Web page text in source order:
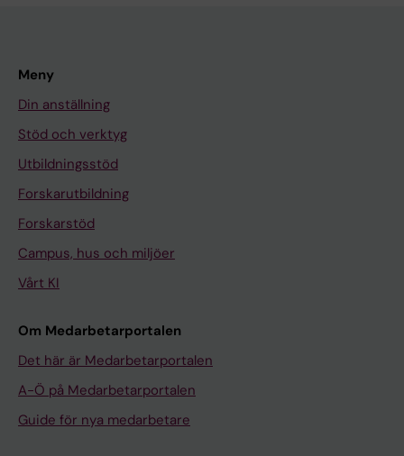
Meny
Din anställning
Stöd och verktyg
Utbildningsstöd
Forskarutbildning
Forskarstöd
Campus, hus och miljöer
Vårt KI
Om Medarbetarportalen
Det här är Medarbetarportalen
A-Ö på Medarbetarportalen
Guide för nya medarbetare